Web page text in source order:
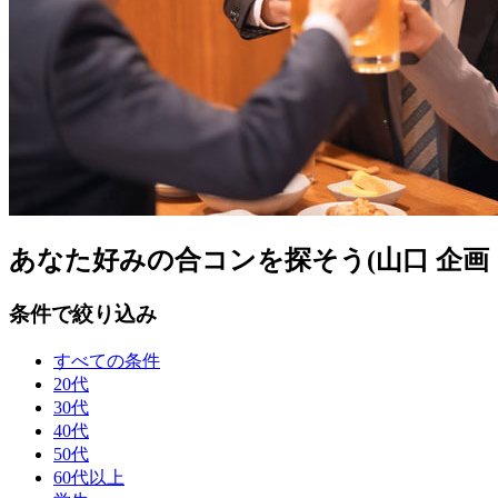
あなた好みの合コンを探そう(山口 企画
条件で絞り込み
すべての条件
20代
30代
40代
50代
60代以上